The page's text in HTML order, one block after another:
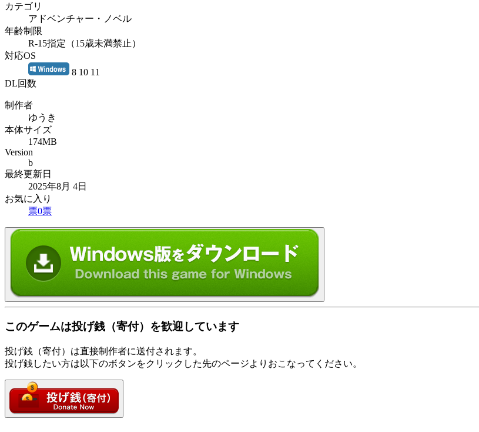
カテゴリ
アドベンチャー・ノベル
年齢制限
R-15指定（15歳未満禁止）
対応OS
8 10 11
DL回数
制作者
ゆうき
本体サイズ
174MB
Version
b
最終更新日
2025年8月 4日
お気に入り
票0票
このゲームは投げ銭（寄付）を歓迎しています
投げ銭（寄付）は直接制作者に送付されます。
投げ銭したい方は以下のボタンをクリックした先のページよりおこなってください。